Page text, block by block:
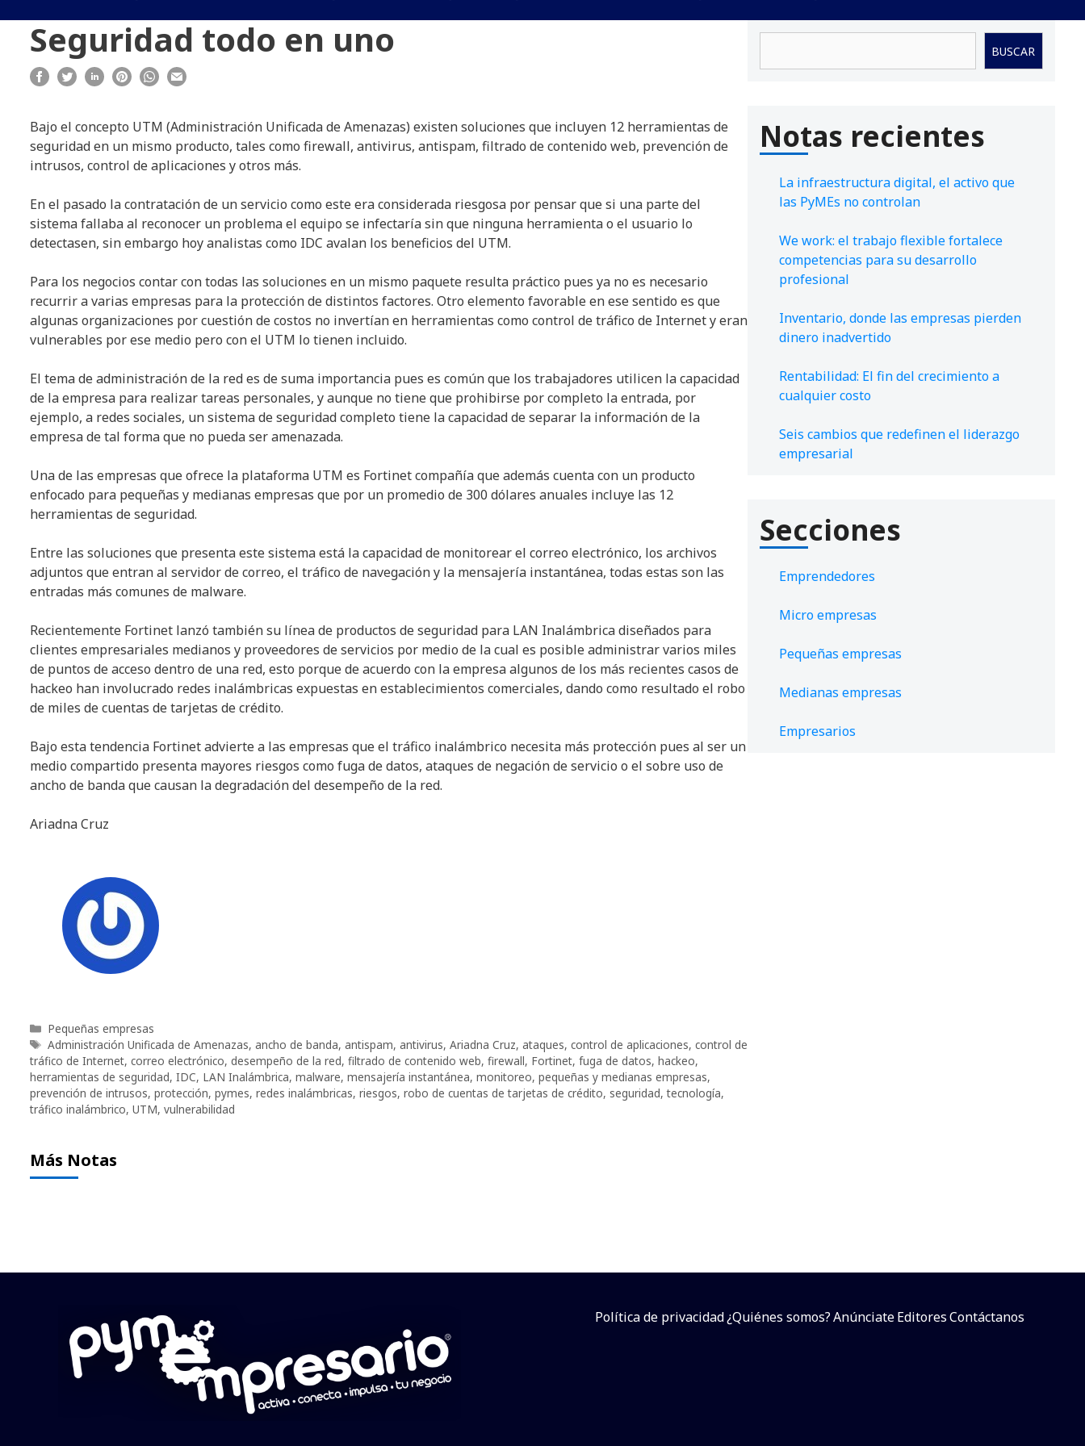
Seguridad todo en uno
Bajo el concepto UTM (Administración Unificada de Amenazas) existen soluciones que incluyen 12 herramientas de
seguridad en un mismo producto, tales como firewall, antivirus, antispam, filtrado de contenido web, prevención de
intrusos, control de aplicaciones y otros más.
En el pasado la contratación de un servicio como este era considerada riesgosa por pensar que si una parte del
sistema fallaba al reconocer un problema el equipo se infectaría sin que ninguna herramienta o el usuario lo
detectasen, sin embargo hoy analistas como IDC avalan los beneficios del UTM.
Para los negocios contar con todas las soluciones en un mismo paquete resulta práctico pues ya no es necesario
recurrir a varias empresas para la protección de distintos factores. Otro elemento favorable en ese sentido es que
algunas organizaciones por cuestión de costos no invertían en herramientas como control de tráfico de Internet y eran
vulnerables por ese medio pero con el UTM lo tienen incluido.
El tema de administración de la red es de suma importancia pues es común que los trabajadores utilicen la capacidad
de la empresa para realizar tareas personales, y aunque no tiene que prohibirse por completo la entrada, por
ejemplo, a redes sociales, un sistema de seguridad completo tiene la capacidad de separar la información de la
empresa de tal forma que no pueda ser amenazada.
Una de las empresas que ofrece la plataforma UTM es Fortinet compañía que además cuenta con un producto
enfocado para pequeñas y medianas empresas que por un promedio de 300 dólares anuales incluye las 12
herramientas de seguridad.
Entre las soluciones que presenta este sistema está la capacidad de monitorear el correo electrónico, los archivos
adjuntos que entran al servidor de correo, el tráfico de navegación y la mensajería instantánea, todas estas son las
entradas más comunes de malware.
Recientemente Fortinet lanzó también su línea de productos de seguridad para LAN Inalámbrica diseñados para
clientes empresariales medianos y proveedores de servicios por medio de la cual es posible administrar varios miles
de puntos de acceso dentro de una red, esto porque de acuerdo con la empresa algunos de los más recientes casos de
hackeo han involucrado redes inalámbricas expuestas en establecimientos comerciales, dando como resultado el robo
de miles de cuentas de tarjetas de crédito.
Bajo esta tendencia Fortinet advierte a las empresas que el tráfico inalámbrico necesita más protección pues al ser un
medio compartido presenta mayores riesgos como fuga de datos, ataques de negación de servicio o el sobre uso de
ancho de banda que causan la degradación del desempeño de la red.
Ariadna Cruz
Categorías
Pequeñas empresas
Etiquetas
Administración Unificada de Amenazas, ancho de banda, antispam, antivirus, Ariadna Cruz, ataques, control de aplicaciones, control de
tráfico de Internet, correo electrónico, desempeño de la red, filtrado de contenido web, firewall, Fortinet, fuga de datos, hackeo,
herramientas de seguridad, IDC, LAN Inalámbrica, malware, mensajería instantánea, monitoreo, pequeñas y medianas empresas,
prevención de intrusos, protección, pymes, redes inalámbricas, riesgos, robo de cuentas de tarjetas de crédito, seguridad,tecnología,
tráfico inalámbrico, UTM, vulnerabilidad
Más Notas
BUSCAR
Notas recientes
La infraestructura digital, el activo que
las PyMEs no controlan
We work: el trabajo flexible fortalece
competencias para su desarrollo
profesional
Inventario, donde las empresas pierden
dinero inadvertido
Rentabilidad: El fin del crecimiento a
cualquier costo
Seis cambios que redefinen el liderazgo
empresarial
Secciones
Emprendedores
Micro empresas
Pequeñas empresas
Medianas empresas
Empresarios
Política de privacidad¿Quiénes somos?AnúnciateEditoresContáctanos